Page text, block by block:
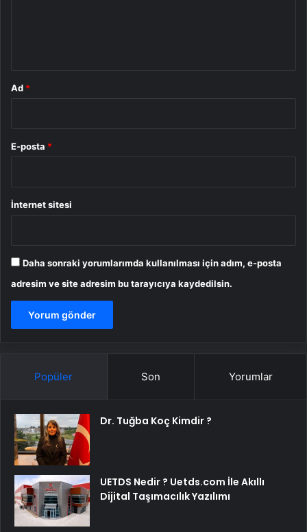
Ad *
E-posta *
İnternet sitesi
Daha sonraki yorumlarımda kullanılması için adım, e-posta
adresim ve site adresim bu tarayıcıya kaydedilsin.
Popüler Son Yorumlar
Dr. Tuğba Koç Kimdir ?
UETDS Nedir ? Uetds.com İle Akıllı
Dijital Taşımacılık Yazılımı